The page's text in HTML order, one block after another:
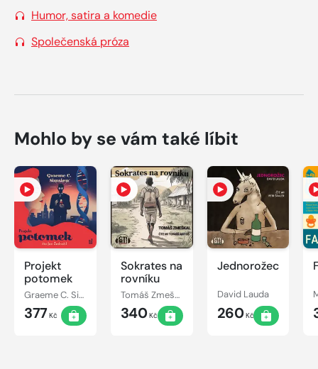
Humor, satira a komedie
Společenská próza
Mohlo by se vám také líbit
Projekt
potomek
Graeme C. Simsion
377Kč
Sokrates na
rovníku
Tomáš Zmeškal
340Kč
Jednorožec
David Lauda
260Kč